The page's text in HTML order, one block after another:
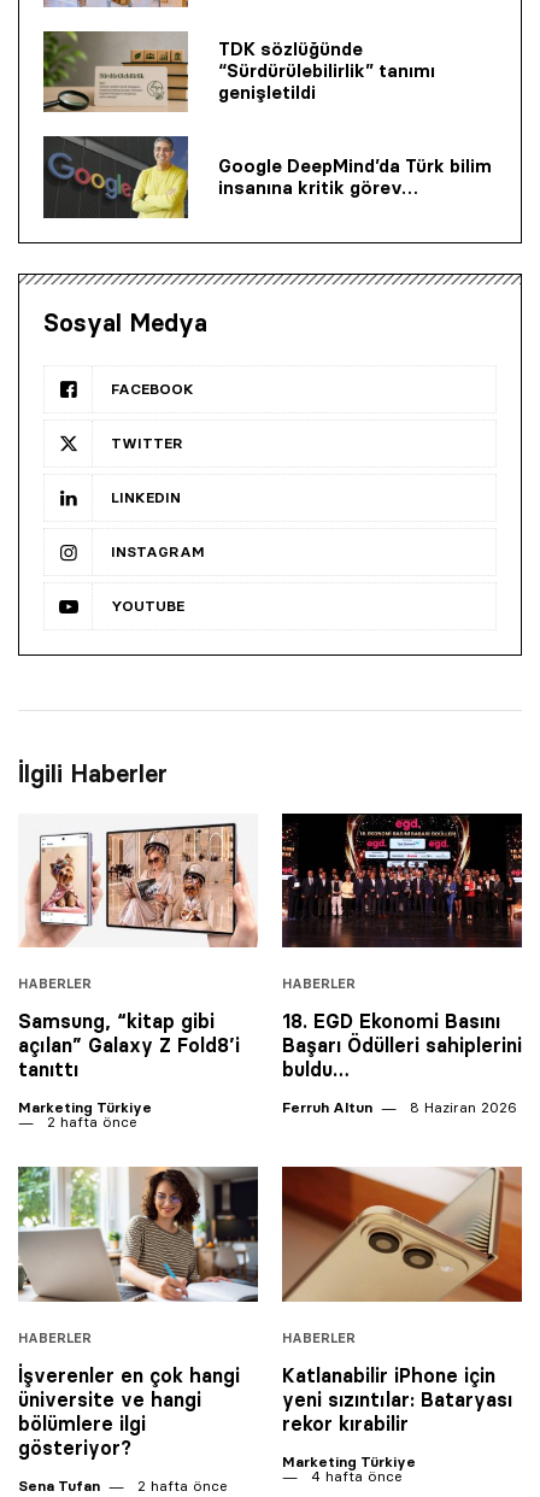
TDK sözlüğünde
“Sürdürülebilirlik” tanımı
genişletildi
Google DeepMind’da Türk bilim
insanına kritik görev…
Sosyal Medya
FACEBOOK
TWITTER
LINKEDIN
INSTAGRAM
YOUTUBE
İlgili Haberler
HABERLER
Samsung, “kitap gibi
açılan” Galaxy Z Fold8’i
tanıttı
Marketing Türkiye
2 hafta önce
HABERLER
18. EGD Ekonomi Basını
Başarı Ödülleri sahiplerini
buldu…
Ferruh Altun 8 Haziran 2026
HABERLER
İşverenler en çok hangi
üniversite ve hangi
bölümlere ilgi
gösteriyor?
Sena Tufan 2 hafta önce
HABERLER
Katlanabilir iPhone için
yeni sızıntılar: Bataryası
rekor kırabilir
Marketing Türkiye
4 hafta önce